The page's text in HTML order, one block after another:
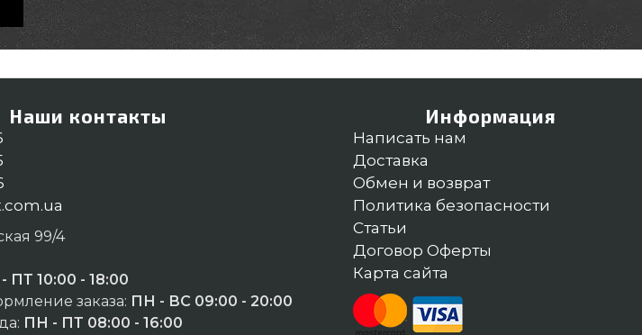
Наши контакты
99/4
ПТ 10:00 - 18:00
заказа: ПН - ВС 09:00 - 20:00
ПН - ПТ 08:00 - 16:00
Информация
Написать нам
Доставка
Обмен и возврат
Политика безопасности
Статьи
Договор Оферты
Карта сайта